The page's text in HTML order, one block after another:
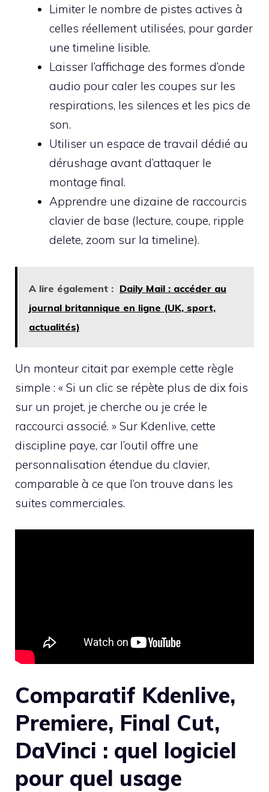
Limiter le nombre de pistes actives à
celles réellement utilisées, pour garder
une timeline lisible.
Laisser l’affichage des formes d’onde
audio pour caler les coupes sur les
respirations, les silences et les pics de
son.
Utiliser un espace de travail dédié au
dérushage avant d’attaquer le
montage final.
Apprendre une dizaine de raccourcis
clavier de base (lecture, coupe, ripple
delete, zoom sur la timeline).
A lire également : Daily Mail : accéder au
journal britannique en ligne (UK, sport,
actualités)
Un monteur citait par exemple cette règle
simple : « Si un clic se répète plus de dix fois
sur un projet, je cherche ou je crée le
raccourci associé. » Sur Kdenlive, cette
discipline paye, car l’outil offre une
personnalisation étendue du clavier,
comparable à ce que l’on trouve dans les
suites commerciales.
Comparatif Kdenlive,
Premiere, Final Cut,
DaVinci : quel logiciel
pour quel usage